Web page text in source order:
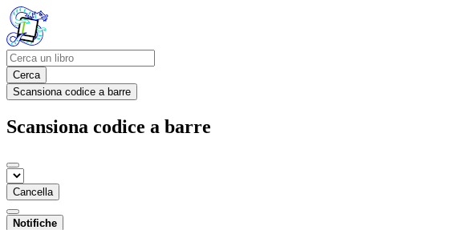
Cerca
Scansiona codice a barre
Scansiona codice a barre
Cancella
Notifiche